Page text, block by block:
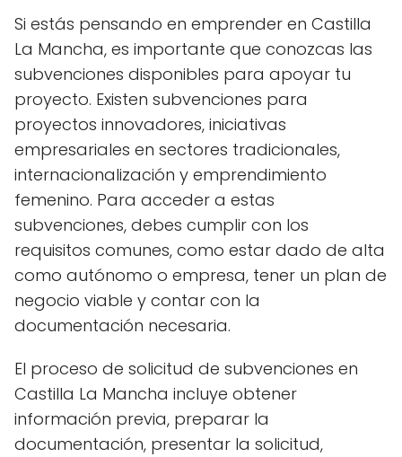
Si estás pensando en emprender en Castilla
La Mancha, es importante que conozcas las
subvenciones disponibles para apoyar tu
proyecto. Existen subvenciones para
proyectos innovadores, iniciativas
empresariales en sectores tradicionales,
internacionalización y emprendimiento
femenino. Para acceder a estas
subvenciones, debes cumplir con los
requisitos comunes, como estar dado de alta
como autónomo o empresa, tener un plan de
negocio viable y contar con la
documentación necesaria.
El proceso de solicitud de subvenciones en
Castilla La Mancha incluye obtener
información previa, preparar la
documentación, presentar la solicitud,